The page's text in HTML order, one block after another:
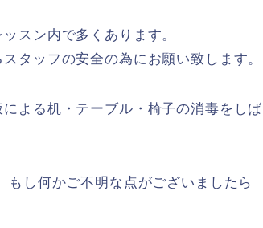
スン内で多くあります。
タッフの安全の為にお願い致します。
よる机・テーブル・椅子の消毒をしば
し何かご不明な点がございましたら